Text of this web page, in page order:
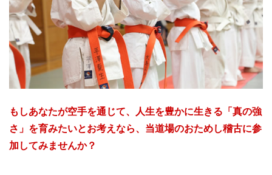
もしあなたが空手を通じて、人生を豊かに生きる「真の強
さ」を育みたいとお考えなら、当道場のおためし稽古に参
加してみませんか？